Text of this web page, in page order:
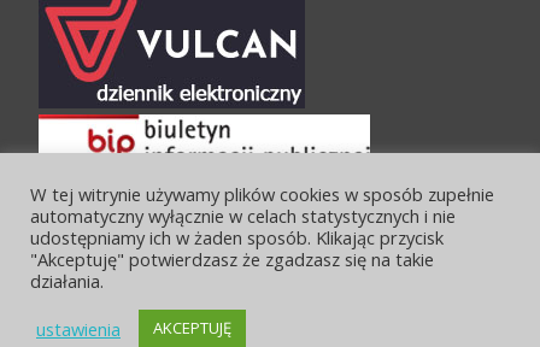
W tej witrynie używamy plików cookies w sposób zupełnie
automatyczny wyłącznie w celach statystycznych i nie
udostępniamy ich w żaden sposób. Klikając przycisk
"Akceptuję" potwierdzasz że zgadzasz się na takie
działania.
ustawienia
AKCEPTUJĘ